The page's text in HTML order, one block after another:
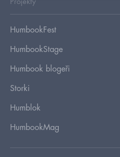
Projekty
HumbookFest
HumbookStage
Humbook blogeři
Storki
Humblok
HumbookMag